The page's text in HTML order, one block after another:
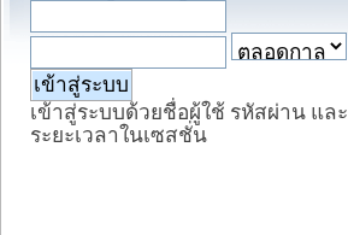
เข้าสู่ระบบด้วยชื่อผู้ใช้ รหัสผ่าน และ
ระยะเวลาในเซสชั่น